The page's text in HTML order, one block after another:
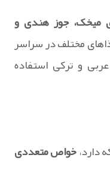
میخک، جوز هندی و
مختلف در سراسر
و ترکی استفاده
دارد،خواص متعددی